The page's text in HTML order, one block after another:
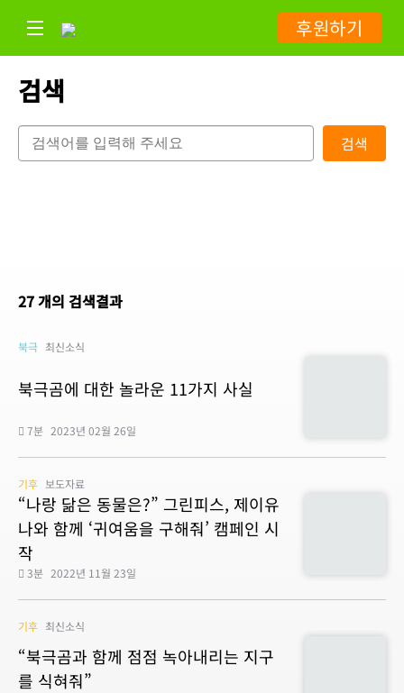
후원하기
검색
검색
27 개의 검색결과
북극 최신소식
북극곰에 대한 놀라운 11가지 사실
7분 2023년 02월 26일
기후 보도자료
“나랑 닮은 동물은?” 그린피스, 제이유
나와 함께 ‘귀여움을 구해줘’ 캠페인 시
작
3분 2022년 11월 23일
기후 최신소식
“북극곰과 함께 점점 녹아내리는 지구
를 식혀줘”